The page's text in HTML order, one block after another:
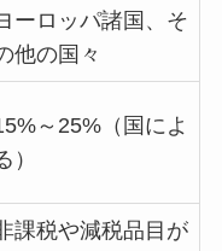
ーロッパ諸国、そ
他の国々
～25%（国によ
）
課税や減税品目が